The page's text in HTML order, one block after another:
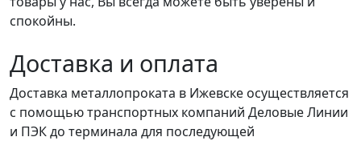
спокойны.
Доставка и оплата
Доставка металлопроката в Ижевске осуществляется
с помощью транспортных компаний Деловые Линии
и ПЭК до терминала для последующей